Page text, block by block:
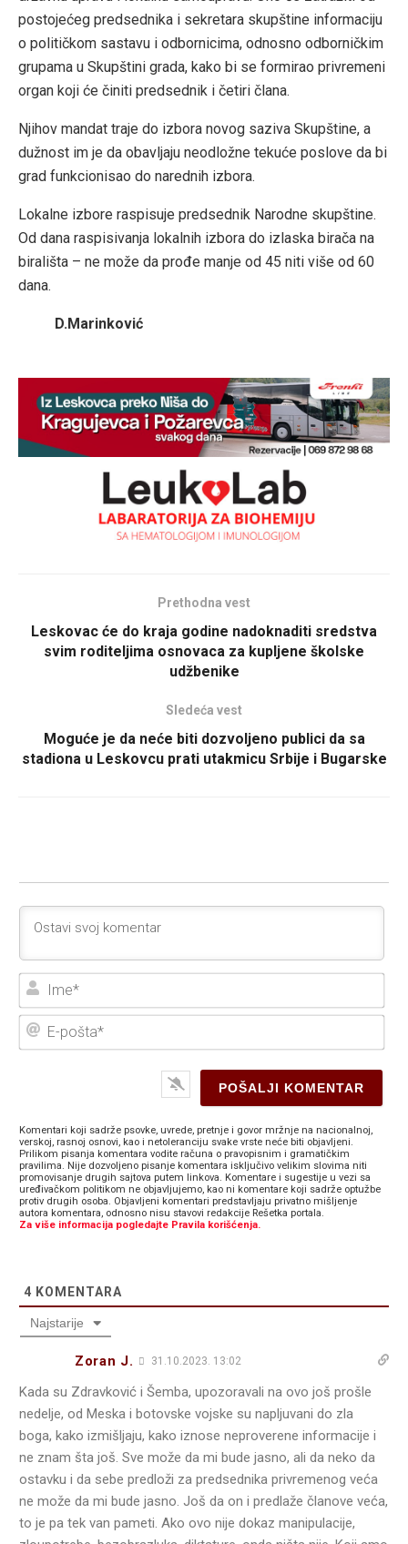
postojećeg predsednika i sekretara skupštine informaciju
o političkom sastavu i odbornicima, odnosno odborničkim
grupama u Skupštini grada, kako bi se formirao privremeni
organ koji će činiti predsednik i četiri člana.
Njihov mandat traje do izbora novog saziva Skupštine, a
dužnost im je da obavljaju neodložne tekuće poslove da bi
grad funkcionisao do narednih izbora.
Lokalne izbore raspisuje predsednik Narodne skupštine.
Od dana raspisivanja lokalnih izbora do izlaska birača na
birališta – ne može da prođe manje od 45 niti više od 60
dana.
D.Marinković
Prethodna vest
Leskovac će do kraja godine nadoknaditi sredstva
svim roditeljima osnovaca za kupljene školske
udžbenike
Sledeća vest
Moguće je da neće biti dozvoljeno publici da sa
stadiona u Leskovcu prati utakmicu Srbije i Bugarske
E-
Komentari koji sadrže psovke, uvrede, pretnje i govor mržnje na nacionalnoj,
verskoj, rasnoj osnovi, kao i netoleranciju svake vrste neće biti objavljeni.
Prilikom pisanja komentara vodite računa o pravopisnim i gramatičkim
pravilima. Nije dozvoljeno pisanje komentara isključivo velikim slovima niti
promovisanje drugih sajtova putem linkova. Komentare i sugestije u vezi sa
uređivačkom politikom ne objavljujemo, kao ni komentare koji sadrže optužbe
protiv drugih osoba. Objavljeni komentari predstavljaju privatno mišljenje
autora komentara, odnosno nisu stavovi redakcije Rešetka portala.
Za više informacija pogledajte Pravila korišćenja.
4 KOMENTARA
Najstarije
Zoran J. 31.10.2023. 13:02
Kada su Zdravković i Šemba, upozoravali na ovo još prošle
nedelje, od Meska i botovske vojske su napljuvani do zla
boga, kako izmišljaju, kako iznose neproverene informacije i
ne znam šta još. Sve može da mi bude jasno, ali da neko da
ostavku i da sebe predloži za predsednika privremenog veća
ne može da mi bude jasno. Još da on i predlaže članove veća,
to je pa tek van pameti. Ako ovo nije dokaz manipulacije,